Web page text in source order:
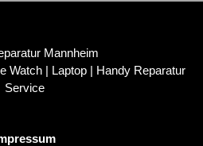
Mannheim
Watch | Laptop | Handy Reparatur
Service